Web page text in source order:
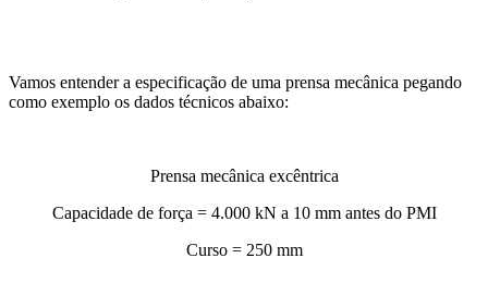
Vamos entender a especificação de uma prensa mecânica pegando
como exemplo os dados técnicos abaixo:
Prensa mecânica excêntrica
Capacidade de força = 4.000 kN a 10 mm antes do PMI
Curso = 250 mm